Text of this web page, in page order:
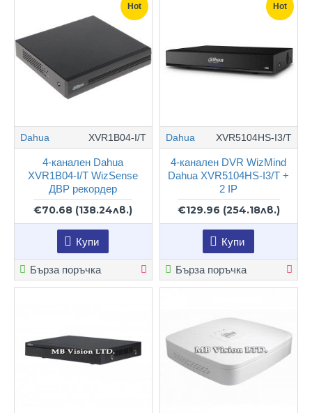
Hot
Dahua XVR1B04-I/T
4-канален Dahua
XVR1B04-I/T WizSense
ДВР рекордер
€70.68 (138.24лв.)
Купи
Бърза поръчка
Hot
Dahua XVR5104HS-I3/T
4-канален DVR WizMind
Dahua XVR5104HS-I3/T +
2 IP
€129.96 (254.18лв.)
Купи
Бърза поръчка